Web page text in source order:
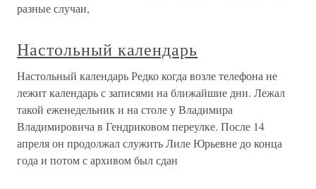
разные случаи,
Настольный календарь
Настольный календарь Редко когда возле телефона не
лежит календарь с записями на ближайшие дни. Лежал
такой еженедельник и на столе у Владимира
Владимировича в Гендриковом переулке. После 14
апреля он продолжал служить Лиле Юрьевне до конца
года и потом с архивом был сдан